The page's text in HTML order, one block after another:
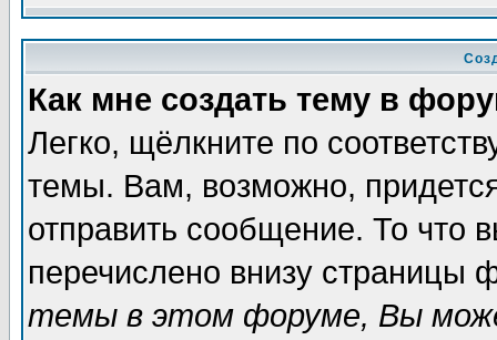
Как мне создать тему в
Легко, щёлкните по
темы. Вам, возможно,
отправить сообщение. То что
перечислено внизу страницы
темы в этом форуме, Вы